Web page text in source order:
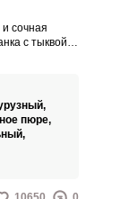
и сочная
с тыквой
в этом
который
каждый,
муки
пюре,